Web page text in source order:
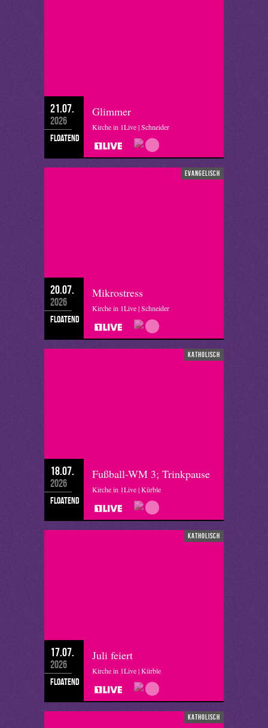
21.07.
2026
floatend
Glimmer
Kirche in 1Live | Schneider
evangelisch
20.07.
2026
floatend
Mikrostress
Kirche in 1Live | Schneider
katholisch
18.07.
2026
floatend
Fußball-WM 3; Trinkpause
Kirche in 1Live | Kürble
katholisch
17.07.
2026
floatend
Juli feiert
Kirche in 1Live | Kürble
katholisch